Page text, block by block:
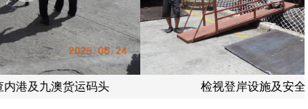
检视登岸设施及安全防护网的稳固度